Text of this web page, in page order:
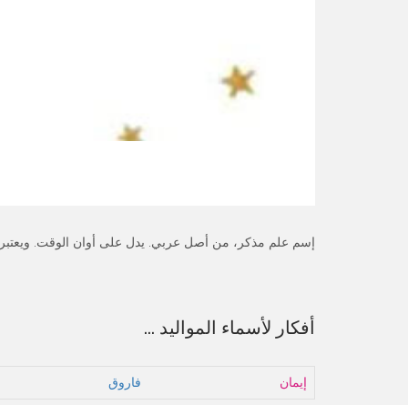
إسم علم مذكر، من أصل عربي. يدل على أوان الوقت. ويعتبر
أفكار لأسماء المواليد ...
إيمان فاروق